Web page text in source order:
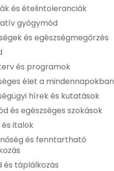
és ételintoleranciák
gyógymód
és egészségmegőrzés
és programok
élet a mindennapokban
hírek és kutatások
és egészséges szokások
és italok
és fenntartható
és táplálkozás